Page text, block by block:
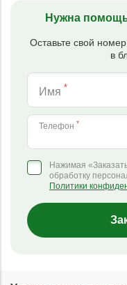
Нужна
Оставьте свой
в
Имя *
Телефон *
Нажимая
обработку
Политики